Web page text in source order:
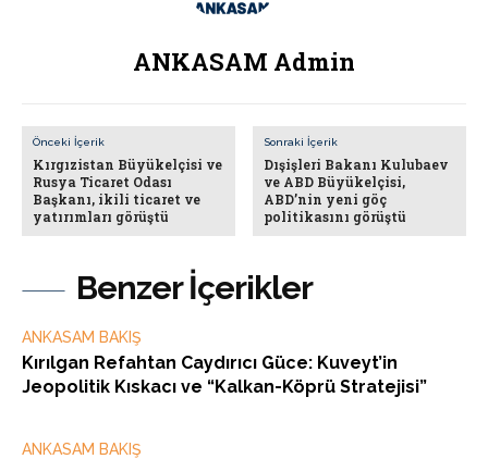
Benzer İçerikler
ANKASAM BAKIŞ
Kırılgan Refahtan Caydırıcı Güce: Kuveyt’in
Jeopolitik Kıskacı ve “Kalkan-Köprü Stratejisi”
ANKASAM BAKIŞ
ANKASAM Admin
Önceki İçerik
Kırgızistan Büyükelçisi ve
Rusya Ticaret Odası
Başkanı, ikili ticaret ve
yatırımları görüştü
Sonraki İçerik
Dışişleri Bakanı Kulubaev
ve ABD Büyükelçisi,
ABD’nin yeni göç
politikasını görüştü